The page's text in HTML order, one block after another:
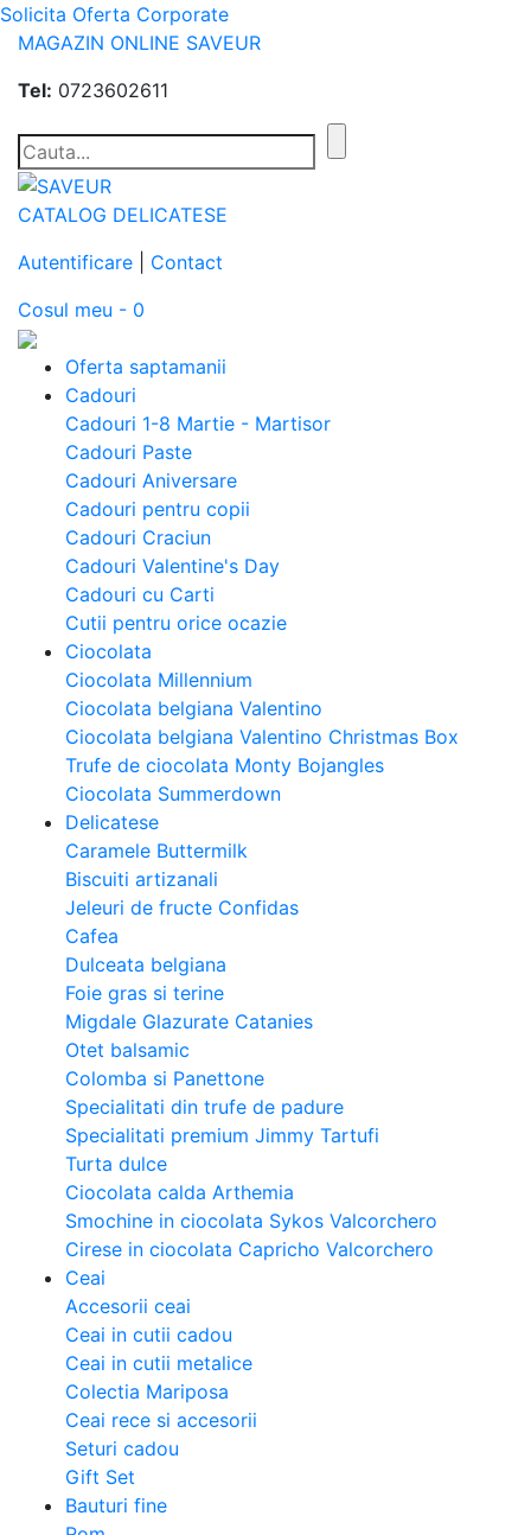
Solicita Oferta Corporate
MAGAZIN ONLINE SAVEUR
Tel: 0723602611
CATALOG DELICATESE
Autentificare
Contact
Cosul meu - 0
Oferta saptamanii
Cadouri
Cadouri 1-8 Martie - Martisor
Cadouri Paste
Cadouri Aniversare
Cadouri pentru copii
Cadouri Craciun
Cadouri Valentine's Day
Cadouri cu Carti
Cutii pentru orice ocazie
Ciocolata
Ciocolata Millennium
Ciocolata belgiana Valentino
Ciocolata belgiana Valentino Christmas Box
Trufe de ciocolata Monty Bojangles
Ciocolata Summerdown
Delicatese
Caramele Buttermilk
Biscuiti artizanali
Jeleuri de fructe Confidas
Cafea
Dulceata belgiana
Foie gras si terine
Migdale Glazurate Catanies
Otet balsamic
Colomba si Panettone
Specialitati din trufe de padure
Specialitati premium Jimmy Tartufi
Turta dulce
Ciocolata calda Arthemia
Smochine in ciocolata Sykos Valcorchero
Cirese in ciocolata Capricho Valcorchero
Ceai
Accesorii ceai
Ceai in cutii cadou
Ceai in cutii metalice
Colectia Mariposa
Ceai rece si accesorii
Seturi cadou
Gift Set
Bauturi fine